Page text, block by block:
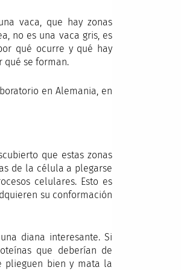
vaca, que hay zonas
no es una vaca gris, es
qué ocurre y qué hay
qué se forman.
en Alemania, en
que estas zonas
de la célula a plegarse
celulares. Esto es
su conformación
diana interesante. Si
que deberían de
plieguen bien y mata la